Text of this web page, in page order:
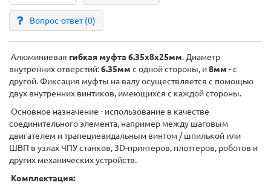
Вопрос-ответ(0)
Алюминиевая гибкая муфта 6.35x8x25мм. Диаметр
внутренних отверстий:6.35мм с одной стороны, и8мм - с
другой. Фиксация муфты на валу осуществляется с помощью
двух внутренних винтиков, имеющихся с каждой стороны.
Основное назначение - использование в качестве
соединительного элемента, например между шаговым
двигателем и трапециевидальным винтом / шпилькой или
ШВП в узлах ЧПУ станков, 3D-принтеров, плоттеров, роботов и
других механических устройств.
Комплектация: